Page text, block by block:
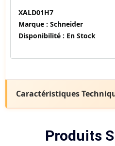
XALD01H7
Marque : Schneider
Disponibilité : En Stock
Caractéristiques
Produits